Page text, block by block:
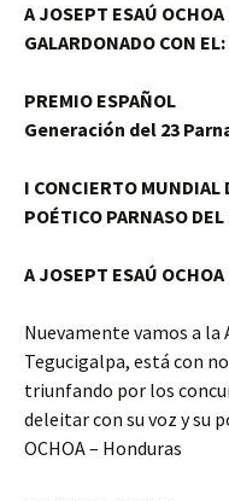
A JOSEPT ESAÚ
GALARDONADO CON EL:
PREMIO ESPAÑOL
Generación del 23
I CONCIERTO MUNDIAL
POÉTICO PARNASO DEL
A JOSEPT ESAÚ OCHOA
Nuevamente vamos a la
Tegucigalpa, está con
triunfando por los
deleitar con su voz y su
OCHOA – Honduras